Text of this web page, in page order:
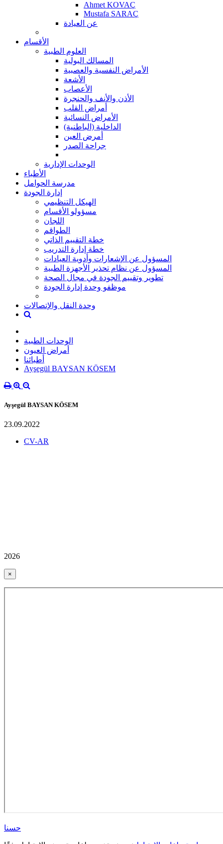
Ahmet KOVAÇ
Mustafa SARAÇ
عن العيادة
الأقسام
العلوم الطبية
المسالك البولية
الأمراض النفسية والعصبية
الأشعة
الأعصاب
الأذن والأنف والحنجرة
أمراض القلب
الأمراض النسائية
الداخلية (الباطنية)
أمرض العين
جراحة الصدر
الوحدات الإدارية
الأطباء
مدرسة الحوامل
إدارة الجودة
الهيكل التنظيمي
مسؤولو الأقسام
اللجان
الطواقم
خطة التقييم الذاتي
خطة إدارة التدريب
المسؤول عن الإشعارات وأدوية العيادات
المسؤول عن نظام تحذير الأجهزة الطبية
تطوير وتقييم الجودة في مجال الصحة
موظفو وحدة إدارة الجودة
وحدة النقل والإتصالات
الوحدات الطبية
أمراض العيون
أطبائنا
Ayşegül BAYSAN KÖSEM
Ayşegül BAYSAN KÖSEM
23.09.2022
CV-AR
2026
×
حسنا